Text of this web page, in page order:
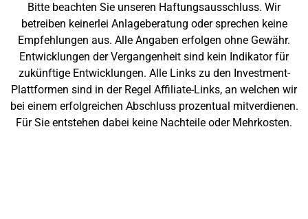
Bitte beachten Sie unseren Haftungsausschluss. Wir
betreiben keinerlei Anlageberatung oder sprechen keine
Empfehlungen aus. Alle Angaben erfolgen ohne Gewähr.
Entwicklungen der Vergangenheit sind kein Indikator für
zukünftige Entwicklungen. Alle Links zu den Investment-
Plattformen sind in der Regel Affiliate-Links, an welchen wir
bei einem erfolgreichen Abschluss prozentual mitverdienen.
Für Sie entstehen dabei keine Nachteile oder Mehrkosten.